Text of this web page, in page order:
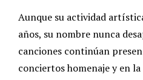
Aunque su actividad
años, su nombre nunca
canciones continúan
conciertos homenaje y en